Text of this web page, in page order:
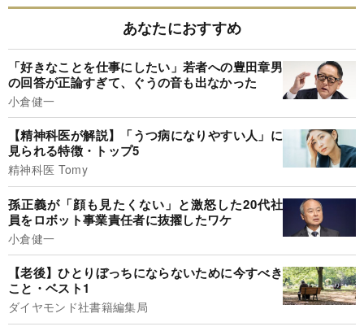
あなたにおすすめ
「好きなことを仕事にしたい」若者への豊田章男
の回答が正論すぎて、ぐうの音も出なかった
小倉健一
【精神科医が解説】「うつ病になりやすい人」に
見られる特徴・トップ5
精神科医 Tomy
孫正義が「顔も見たくない」と激怒した20代社
員をロボット事業責任者に抜擢したワケ
小倉健一
【老後】ひとりぼっちにならないために今すべき
こと・ベスト1
ダイヤモンド社書籍編集局